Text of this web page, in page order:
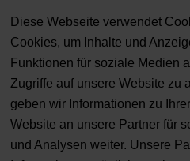
Diese Webseite verwendet
Cookies, um Inhalte und
Funktionen für soziale Medien
Zugriffe auf unsere Website zu
geben wir Informationen zu
Website an unsere Partner für
und Analysen weiter. Unsere